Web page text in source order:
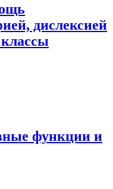
дислексией
функции и